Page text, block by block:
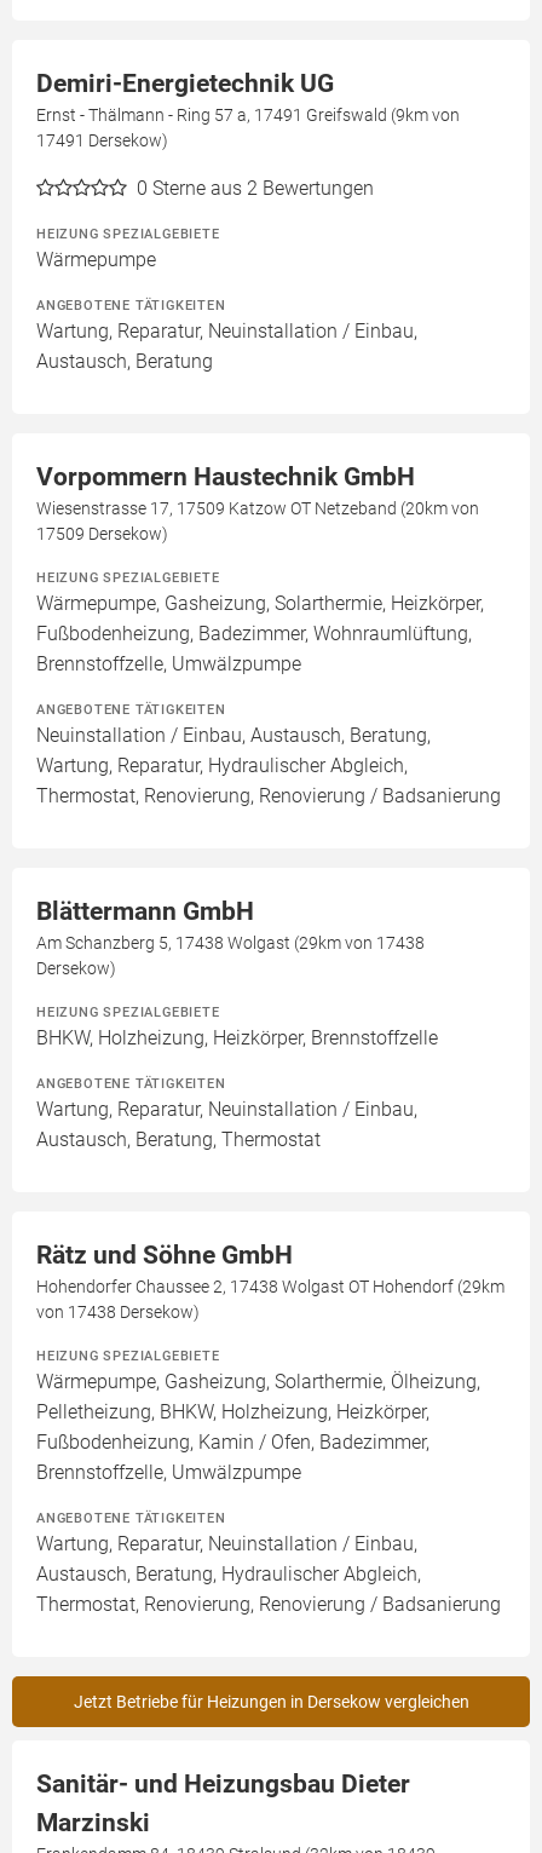
Demiri-Energietechnik UG
Ernst - Thälmann - Ring 57 a, 17491 Greifswald (9km von
17491 Dersekow)
0 Sterne aus 2 Bewertungen
HEIZUNG SPEZIALGEBIETE
Wärmepumpe
ANGEBOTENE TÄTIGKEITEN
Wartung, Reparatur, Neuinstallation / Einbau,
Austausch, Beratung
Vorpommern Haustechnik GmbH
Wiesenstrasse 17, 17509 Katzow OT Netzeband (20km von
17509 Dersekow)
HEIZUNG SPEZIALGEBIETE
Wärmepumpe, Gasheizung, Solarthermie, Heizkörper,
Fußbodenheizung, Badezimmer, Wohnraumlüftung,
Brennstoffzelle, Umwälzpumpe
ANGEBOTENE TÄTIGKEITEN
Neuinstallation / Einbau, Austausch, Beratung,
Wartung, Reparatur, Hydraulischer Abgleich,
Thermostat, Renovierung, Renovierung / Badsanierung
Blättermann GmbH
Am Schanzberg 5, 17438 Wolgast (29km von 17438
Dersekow)
HEIZUNG SPEZIALGEBIETE
BHKW, Holzheizung, Heizkörper, Brennstoffzelle
ANGEBOTENE TÄTIGKEITEN
Wartung, Reparatur, Neuinstallation / Einbau,
Austausch, Beratung, Thermostat
Rätz und Söhne GmbH
Hohendorfer Chaussee 2, 17438 Wolgast OT Hohendorf (29km
von 17438 Dersekow)
HEIZUNG SPEZIALGEBIETE
Wärmepumpe, Gasheizung, Solarthermie, Ölheizung,
Pelletheizung, BHKW, Holzheizung, Heizkörper,
Fußbodenheizung, Kamin / Ofen, Badezimmer,
Brennstoffzelle, Umwälzpumpe
ANGEBOTENE TÄTIGKEITEN
Wartung, Reparatur, Neuinstallation / Einbau,
Austausch, Beratung, Hydraulischer Abgleich,
Thermostat, Renovierung, Renovierung / Badsanierung
Jetzt Betriebe für Heizungen in Dersekow vergleichen
Sanitär- und Heizungsbau Dieter
Marzinski